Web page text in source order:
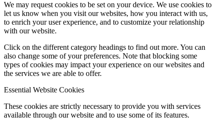
We may request cookies to be set on your device. We use cookies to
let us know when you visit our websites, how you interact with us,
to enrich your user experience, and to customize your relationship
with our website.
Click on the different category headings to find out more. You can
also change some of your preferences. Note that blocking some
types of cookies may impact your experience on our websites and
the services we are able to offer.
Essential Website Cookies
These cookies are strictly necessary to provide you with services
available through our website and to use some of its features.